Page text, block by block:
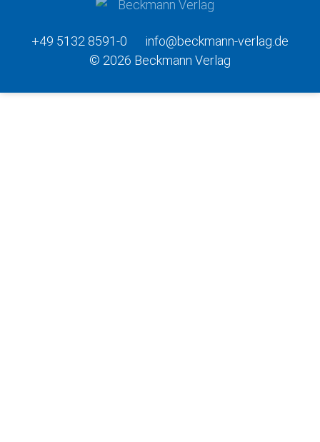
+49 5132 8591-0
info@beckmann-verlag.de
© 2026 Beckmann Verlag